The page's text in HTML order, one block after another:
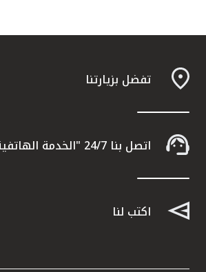
تفضل بزيارتنا
اتصل بنا 24/7 "الخدمة الهاتفية" 1803333
اكتب لنا